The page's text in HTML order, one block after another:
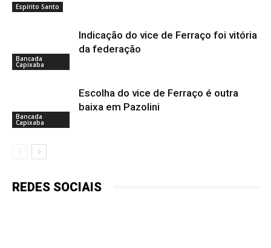
Espírito Santo
Bancada
Capixaba
Indicação do vice de Ferraço foi vitória
da federação
Bancada
Capixaba
Escolha do vice de Ferraço é outra
baixa em Pazolini
REDES SOCIAIS